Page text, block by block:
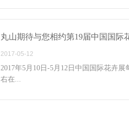
2017-05-12
2017年5月10日-5月12日中国国际花卉展
右在...